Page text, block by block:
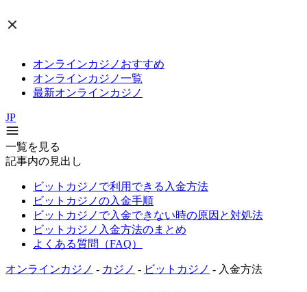
オンラインカジノおすすめ
オンラインカジノ一覧
最新オンラインカジノ
JP
一覧を見る
記事内の見出し
ビットカジノで利用できる入金方法
ビットカジノの入金手順
ビットカジノで入金できない時の原因と対処法
ビットカジノ入金方法のまとめ
よくある質問（FAQ）
オンラインカジノ - カジノ - ビットカジノ - 入金方法